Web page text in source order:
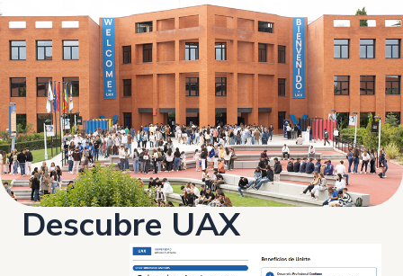
Descubre UAX